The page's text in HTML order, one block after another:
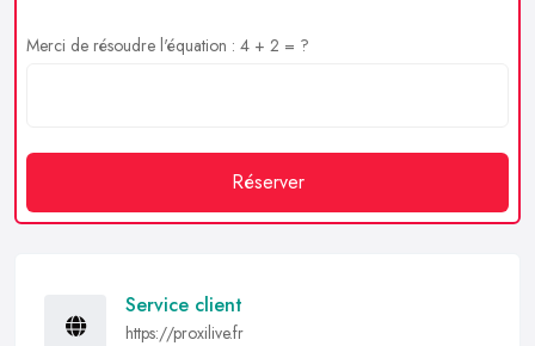
Merci de résoudre l'équation : 4 + 2 = ?
Réserver
Service client
https://proxilive.fr